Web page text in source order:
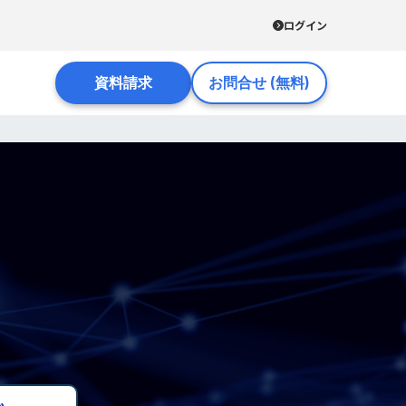
ログイン
資料請求 お問合せ (無料)